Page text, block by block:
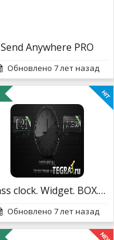
Send Anywhere PRO
Обновлено 7 лет назад
Glass clock. Widget. BOX. PRO
Обновлено 7 лет назад